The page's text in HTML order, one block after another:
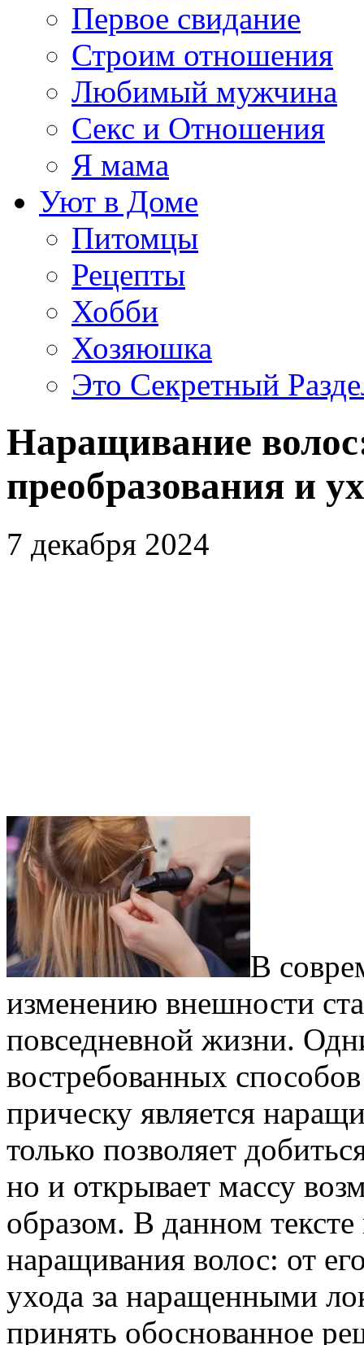
Первое свидание
Строим отношения
Любимый мужчина
Секс и Отношения
Я мама
Уют в Доме
Питомцы
Рецепты
Хобби
Хозяюшка
Это Секретный
Наращивание
преобразования и
7 декабря 2024
В
изменению внешности
повседневной жизни.
востребованных
прическу является
только позволяет
но и открывает массу
образом. В данном
наращивания волос: от
ухода за наращенными
принять обоснованное